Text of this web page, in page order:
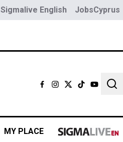
Sigmalive English JobsCyprus
MY PLACE